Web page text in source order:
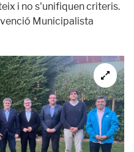
i no s'unifiquen criteris.
Municipalista